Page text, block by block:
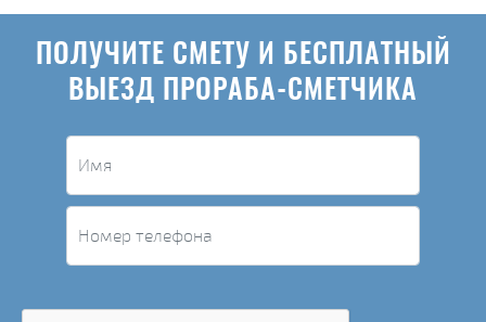
ПОЛУЧИТЕ СМЕТУ И БЕСПЛАТНЫЙ
ВЫЕЗД ПРОРАБА-СМЕТЧИКА